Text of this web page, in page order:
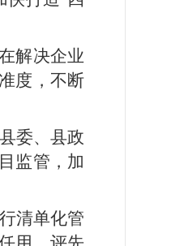
解决企业
度，不断
委、县政
监管，加
清单化管